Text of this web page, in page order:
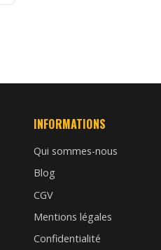
INFORMATIONS
Qui sommes-nous
Blog
CGV
Mentions légales
Confidentialité